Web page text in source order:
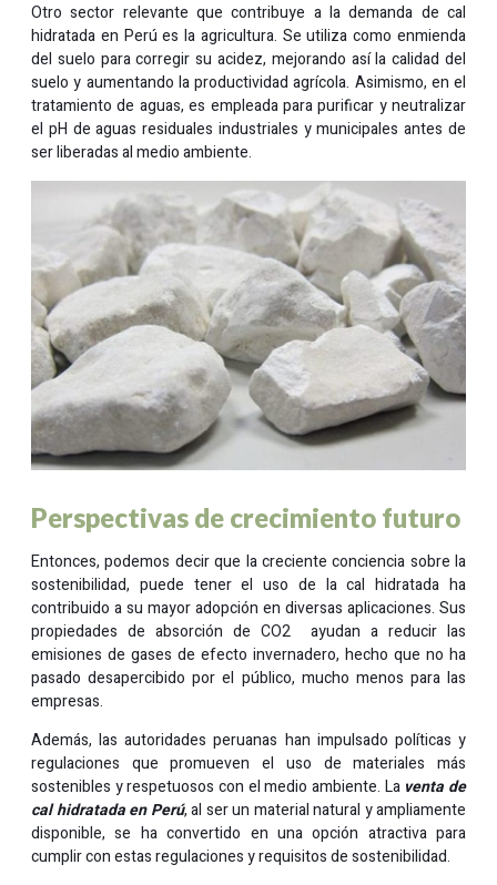
Otro sector relevante que contribuye a la demanda de cal
hidratada en Perú es la agricultura. Se utiliza como enmienda
del suelo para corregir su acidez, mejorando así la calidad del
suelo y aumentando la productividad agrícola. Asimismo, en el
tratamiento de aguas, es empleada para purificar y neutralizar
el pH de aguas residuales industriales y municipales antes de
ser liberadas al medio ambiente.
Perspectivas de crecimiento futuro
Entonces, podemos decir que la creciente conciencia sobre la
sostenibilidad, puede tener el uso de la cal hidratada ha
contribuido a su mayor adopción en diversas aplicaciones. Sus
propiedades de absorción de CO2 ayudan a reducir las
emisiones de gases de efecto invernadero, hecho que no ha
pasado desapercibido por el público, mucho menos para las
empresas.
Además, las autoridades peruanas han impulsado políticas y
regulaciones que promueven el uso de materiales más
sostenibles y respetuosos con el medio ambiente. La venta de
cal hidratada en Perú, al ser un material natural y ampliamente
disponible, se ha convertido en una opción atractiva para
cumplir con estas regulaciones y requisitos de sostenibilidad.